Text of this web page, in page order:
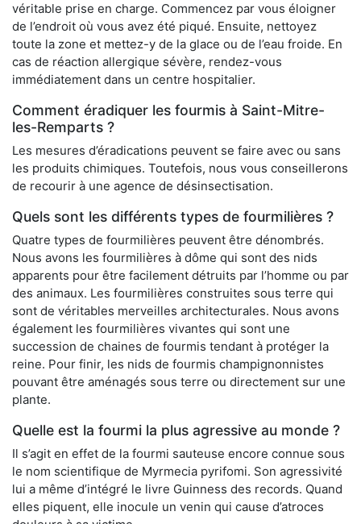
véritable prise en charge. Commencez par vous éloigner
de l’endroit où vous avez été piqué. Ensuite, nettoyez
toute la zone et mettez-y de la glace ou de l’eau froide. En
cas de réaction allergique sévère, rendez-vous
immédiatement dans un centre hospitalier.
Comment éradiquer les fourmis à Saint-Mitre-
les-Remparts ?
Les mesures d’éradications peuvent se faire avec ou sans
les produits chimiques. Toutefois, nous vous conseillerons
de recourir à une agence de désinsectisation.
Quels sont les différents types de fourmilières ?
Quatre types de fourmilières peuvent être dénombrés.
Nous avons les fourmilières à dôme qui sont des nids
apparents pour être facilement détruits par l’homme ou par
des animaux. Les fourmilières construites sous terre qui
sont de véritables merveilles architecturales. Nous avons
également les fourmilières vivantes qui sont une
succession de chaines de fourmis tendant à protéger la
reine. Pour finir, les nids de fourmis champignonnistes
pouvant être aménagés sous terre ou directement sur une
plante.
Quelle est la fourmi la plus agressive au monde ?
Il s’agit en effet de la fourmi sauteuse encore connue sous
le nom scientifique de Myrmecia pyrifomi. Son agressivité
lui a même d’intégré le livre Guinness des records. Quand
elles piquent, elle inocule un venin qui cause d’atroces